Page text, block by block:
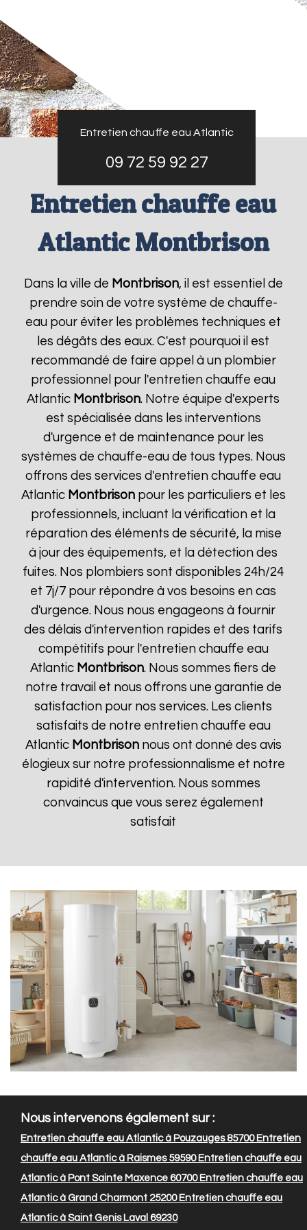
Entretien chauffe eau Atlantic
09 72 59 92 27
Entretien chauffe eau
Atlantic Montbrison
Dans la ville de Montbrison, il est essentiel de
prendre soin de votre système de chauffe-
eau pour éviter les problèmes techniques et
les dégâts des eaux. C'est pourquoi il est
recommandé de faire appel à un plombier
professionnel pour l'entretien chauffe eau
Atlantic Montbrison. Notre équipe d'experts
est spécialisée dans les interventions
d'urgence et de maintenance pour les
systèmes de chauffe-eau de tous types. Nous
offrons des services d'entretien chauffe eau
Atlantic Montbrisonpour les particuliers et les
professionnels, incluant la vérification et la
réparation des éléments de sécurité, la mise
à jour des équipements, et la détection des
fuites. Nos plombiers sont disponibles 24h/24
et 7j/7 pour répondre à vos besoins en cas
d'urgence. Nous nous engageons à fournir
des délais d'intervention rapides et des tarifs
compétitifs pour l'entretien chauffe eau
Atlantic Montbrison. Nous sommes fiers de
notre travail et nous offrons une garantie de
satisfaction pour nos services. Les clients
satisfaits de notre entretien chauffe eau
Atlantic Montbrisonnous ont donné des avis
élogieux sur notre professionnalisme et notre
rapidité d'intervention. Nous sommes
convaincus que vous serez également
satisfait
Nous intervenons également sur :
Entretien chauffe eau Atlantic à Pouzauges 85700Entretien
chauffe eau Atlantic à Raismes 59590Entretien chauffe eau
Atlantic à Pont Sainte Maxence 60700Entretien chauffe eau
Atlantic à Grand Charmont 25200Entretien chauffe eau
Atlantic à Saint Genis Laval 69230